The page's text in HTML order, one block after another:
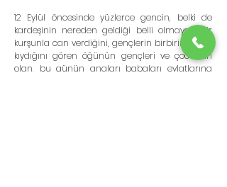
12 Eylül öncesinde yüzlerce gencin, belki de
kardeşinin nereden geldiği belli olmayan bir
kurşunla can verdiğini, gençlerin birbirine nasıl
kıydığını gören öğünün gençleri ve çocukları
olan, bu günün anaları babaları evlatlarına